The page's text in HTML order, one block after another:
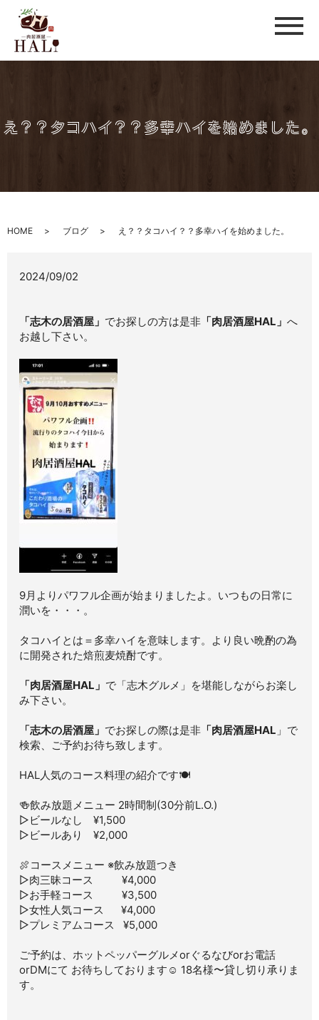
メ
え？？タコハイ？？多幸ハイを始めました。
HOME ブログ え？？タコハイ？？多幸ハイを始めました。
2024/09/02
「志木の居酒屋」 でお探しの方は是非 「肉居酒屋HAL」へ
お越し下さい。
9月よりパワフル企画が始まりましたよ。いつもの日常に
潤いを・・・。
タコハイとは＝多幸ハイを意味します。より良い晩酌の為
に開発された焙煎麦焼酎です。
「肉居酒屋HAL」 で「志木グルメ」を堪能しながらお楽し
み下さい。
「志木の居酒屋」 でお探しの際は是非 「肉居酒屋HAL 」で
検索、ご予約お待ち致します。
HAL人気のコース料理の紹介です🍽
🍻飲み放題メニュー 2時間制(30分前L.O.)
▷ビールなし ¥1,500
▷ビールあり ¥2,000
🍖コースメニュー ※飲み放題つき
▷肉三昧コース ¥4,000
▷お手軽コース ¥3,500
▷女性人気コース ¥4,000
▷プレミアムコース ¥5,000
ご予約は、ホットペッパーグルメorぐるなびorお電話
orDMにて お待ちしております☺ 18名様〜貸し切り承りま
す。